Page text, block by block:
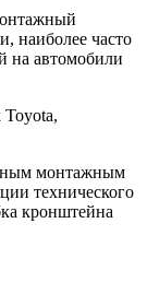
наиболее часто
на автомобили
Toyota,
монтажным
технического
кронштейна